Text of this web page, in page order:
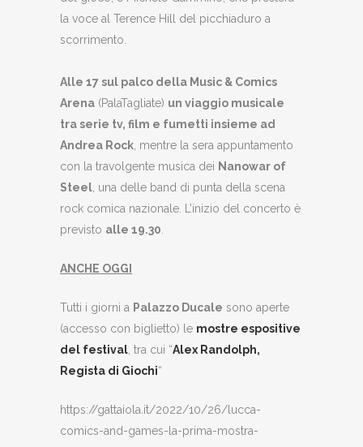
la voce al Terence Hill del picchiaduro a
scorrimento.
Alle 17 sul palco della Music & Comics
Arena (PalaTagliate) un viaggio musicale
tra serie tv, film e fumetti insieme ad
Andrea Rock , mentre la sera appuntamento
con la travolgente musica dei Nanowar of
Steel , una delle band di punta della scena
rock comica nazionale. L’inizio del concerto è
previsto alle 19.30
ANCHE OGGI
Tutti i giorni a Palazzo Ducale sono aperte
(accesso con biglietto) le mostre espositive
del festival , tra cui “Alex Randolph,
Regista di Giochi“
https://gattaiola.it/2022/10/26/lucca-
comics-and-games-la-prima-mostra-